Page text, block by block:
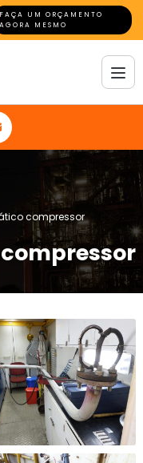
FAÇA UM ORÇAMENTO
AGORA MESMO
compressor